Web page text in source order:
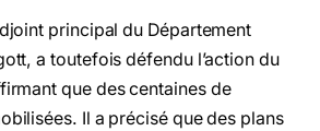
principal du Département
a toutefois défendu l’action du
que des centaines de
Il a précisé que des plans